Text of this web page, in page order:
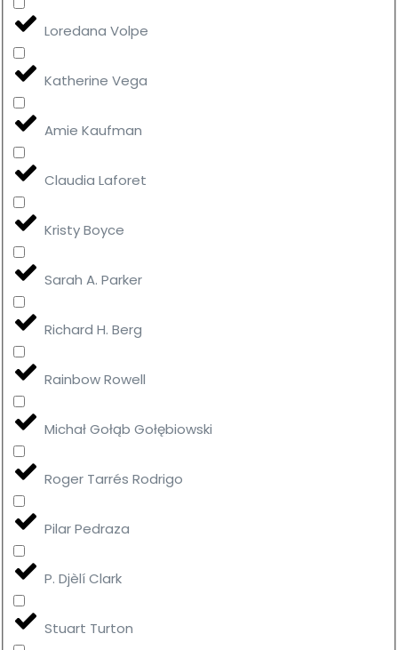
Loredana Volpe
Katherine Vega
Amie Kaufman
Claudia Laforet
Kristy Boyce
Sarah A. Parker
Richard H. Berg
Rainbow Rowell
Michał Gołąb Gołębiowski
Roger Tarrés Rodrigo
Pilar Pedraza
P. Djèlí Clark
Stuart Turton